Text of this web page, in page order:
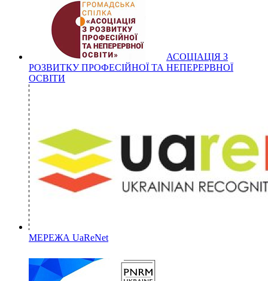
АСОЦІАЦІЯ З
РОЗВИТКУ ПРОФЕСІЙНОЇ ТА НЕПЕРЕРВНОЇ
ОСВІТИ
МЕРЕЖА UaReNet